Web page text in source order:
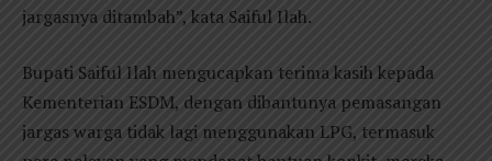
jargasnya ditambah”, kata Saiful Ilah.
Bupati Saiful Ilah mengucapkan terima kasih kepada
Kementerian ESDM, dengan dibantunya pemasangan
jargas warga tidak lagi menggunakan LPG, termasuk